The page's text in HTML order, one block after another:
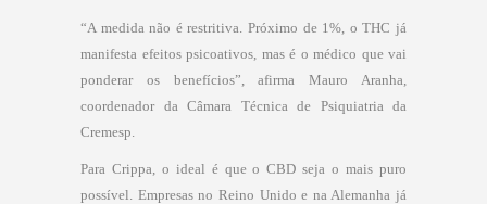
“A medida não é restritiva. Próximo de 1%, o THC já
manifesta efeitos psicoativos, mas é o médico que vai
ponderar os benefícios”, afirma Mauro Aranha,
coordenador da Câmara Técnica de Psiquiatria da
Cremesp.
Para Crippa, o ideal é que o CBD seja o mais puro
possível. Empresas no Reino Unido e na Alemanha já